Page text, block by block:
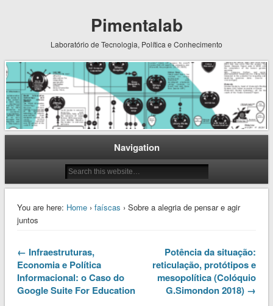
Pimentalab
Laboratório de Tecnologia, Política e Conhecimento
Navigation
You are here: Home› faíscas › Sobre a alegria de pensar e agir
juntos
← Infraestruturas,
Economia e Política
Informacional: o Caso do
Google Suite For Education
Potência da situação:
reticulação, protótipos e
mesopolítica (Colóquio
G.Simondon 2018) →